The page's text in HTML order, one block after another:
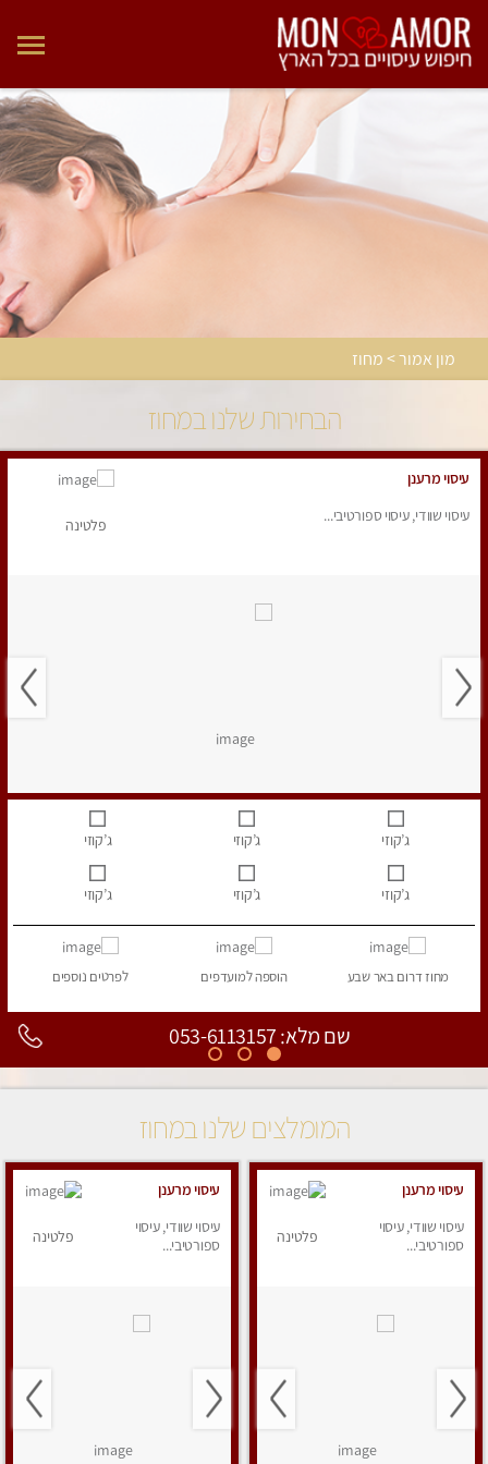
מון אמור > מחוז
הבחירות שלנו במחוז
עיסוי מרענן
עיסוי שוודי, עיסוי ספורטיבי...
פלטינה
ג’קוזי ג’קוזי ג’קוזי
ג’קוזי ג’קוזי ג’קוזי
מחוז דרוםבאר שבע הוספהלמועדפים לפרטים נוספים
שם מלא: 053-6113157
המומלצים שלנו במחוז
עיסוי מרענן
עיסוי שוודי, עיסוי
ספורטיבי...
פלטינה
עיסוי מרענן
עיסוי שוודי, עיסוי
ספורטיבי...
פלטינה